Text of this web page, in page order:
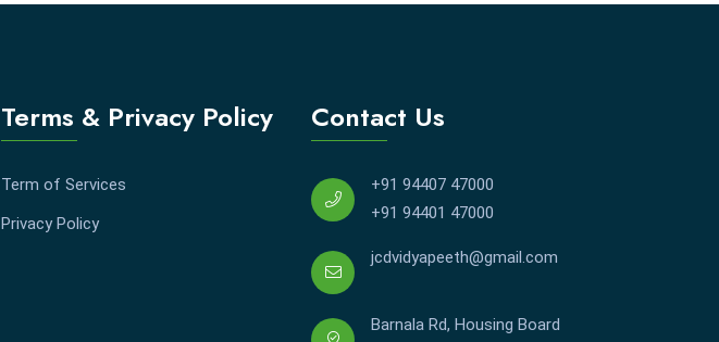
Terms & Privacy Policy
Term of Services
Privacy Policy
Contact Us
+91 94407 47000
+91 94401 47000
jcdvidyapeeth@gmail.com
Barnala Rd, Housing Board